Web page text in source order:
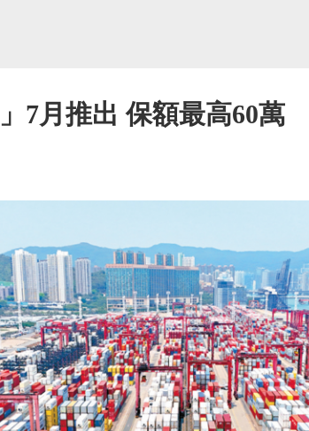
7月推出 保額最高60萬